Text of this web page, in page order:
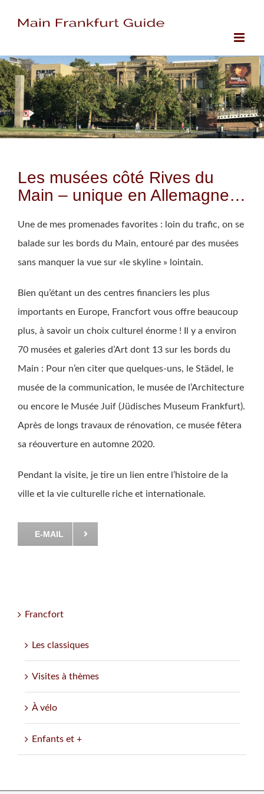
Les musées côté Rives du
Main – unique en Allemagne…
Une de mes promenades favorites : loin du trafic, on se
balade sur les bords du Main, entouré par des musées
sans manquer la vue sur «le skyline » lointain.
Bien qu’étant un des centres financiers les plus
importants en Europe, Francfort vous offre beaucoup
plus, à savoir un choix culturel énorme ! Il y a environ
70 musées et galeries d’Art dont 13 sur les bords du
Main : Pour n’en citer que quelques-uns, le Städel, le
musée de la communication, le musée de l’Architecture
ou encore le Musée Juif (Jüdisches Museum Frankfurt).
Après de longs travaux de rénovation, ce musée fêtera
sa réouverture en automne 2020.
Pendant la visite, je tire un lien entre l’histoire de la
ville et la vie culturelle riche et internationale.
E-MAIL
Francfort
Les classiques
Visites à thèmes
À vélo
Enfants et +